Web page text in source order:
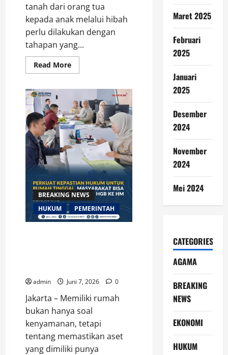
tanah dari orang tua
kepada anak melalui hibah
perlu dilakukan dengan
tahapan yang...
Read MoreRead
more
dari
Orang
Tua?
Simak
Penjelasan
Proses
Balik
Nama
Sertipikat
Berikut
Ini
BREAKING NEWS
HUKUM
PEMERINTAH
admin Juni 7, 2026 0
Jakarta – Memiliki rumah
bukan hanya soal
kenyamanan, tetapi
tentang memastikan aset
yang dimiliki punya
Maret 2025
Februari
2025
Januari
2025
Desember
2024
November
2024
Mei 2024
CATEGORIES
AGAMA
BREAKING
NEWS
EKONOMI
HUKUM